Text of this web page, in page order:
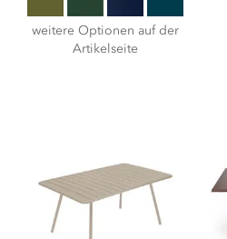
weitere Optionen auf der
Artikelseite